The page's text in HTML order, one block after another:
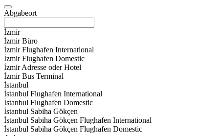
Abgabeort
İzmir
İzmir Büro
İzmir Flughafen International
İzmir Flughafen Domestic
İzmir Adresse oder Hotel
İzmir Bus Terminal
İstanbul
İstanbul Flughafen International
İstanbul Flughafen Domestic
İstanbul Sabiha Gökçen
İstanbul Sabiha Gökçen Flughafen International
İstanbul Sabiha Gökçen Flughafen Domestic